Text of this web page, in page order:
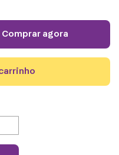
comprar agora